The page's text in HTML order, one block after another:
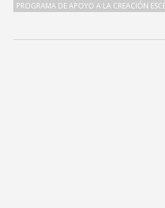
PROGRAMA DE APOYO A LA CREACIÓN